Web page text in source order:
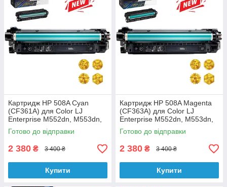
Картридж HP 508A Cyan
(CF361A) для Color LJ
Enterprise M552dn, M553dn,
M553n, M553x аналог
Готово до відправки
2 380 ₴ 3 400 ₴
Купити
Картридж HP 508A Magenta
(CF363A) для Color LJ
Enterprise M552dn, M553dn,
M553n, M553 аналог
Готово до відправки
2 380 ₴ 3 400 ₴
Купити